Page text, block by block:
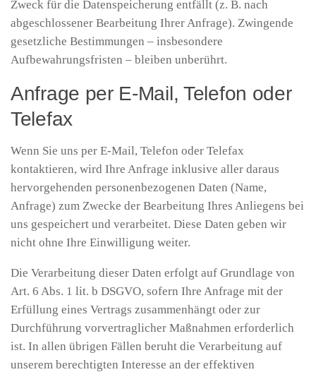
Zweck für die Datenspeicherung entfällt (z. B. nach
abgeschlossener Bearbeitung Ihrer Anfrage). Zwingende
gesetzliche Bestimmungen – insbesondere
Aufbewahrungsfristen – bleiben unberührt.
Anfrage per E-Mail, Telefon oder
Telefax
Wenn Sie uns per E-Mail, Telefon oder Telefax
kontaktieren, wird Ihre Anfrage inklusive aller daraus
hervorgehenden personenbezogenen Daten (Name,
Anfrage) zum Zwecke der Bearbeitung Ihres Anliegens bei
uns gespeichert und verarbeitet. Diese Daten geben wir
nicht ohne Ihre Einwilligung weiter.
Die Verarbeitung dieser Daten erfolgt auf Grundlage von
Art. 6 Abs. 1 lit. b DSGVO, sofern Ihre Anfrage mit der
Erfüllung eines Vertrags zusammenhängt oder zur
Durchführung vorvertraglicher Maßnahmen erforderlich
ist. In allen übrigen Fällen beruht die Verarbeitung auf
unserem berechtigten Interesse an der effektiven